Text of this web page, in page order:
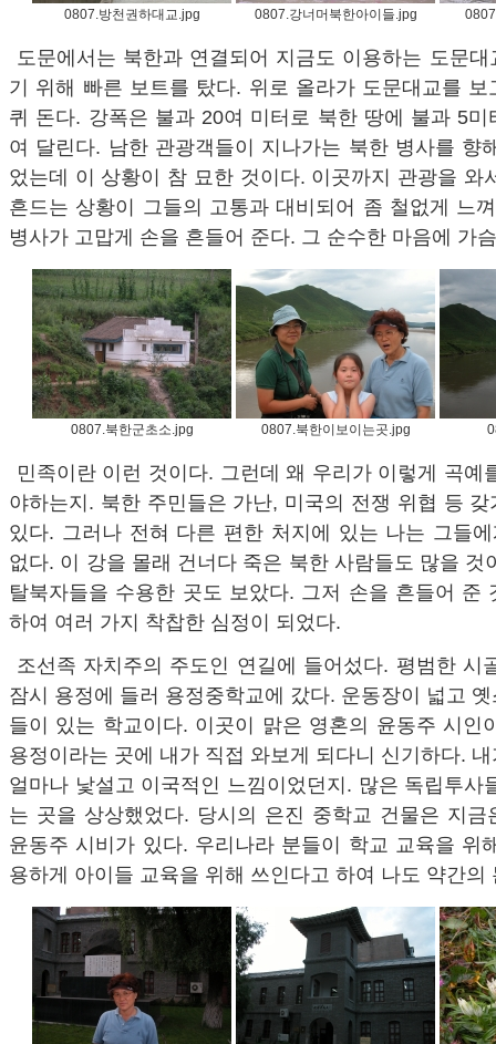
0807.방천권하대교.jpg 0807.강너머북한아이들.jpg
도문에서는 북한과 연결되어 지금도 이용하는 도문
기 위해 빠른 보트를 탔다. 위로 올라가 도문대교를 보
퀴 돈다. 강폭은 불과 20여 미터로 북한 땅에 불과 5미
여 달린다. 남한 관광객들이 지나가는 북한 병사를 향
었는데 이 상황이 참 묘한 것이다. 이곳까지 관광을 와
흔드는 상황이 그들의 고통과 대비되어 좀 철없게 느
병사가 고맙게 손을 흔들어 준다. 그 순수한 마음에 가
0807.북한군초소.jpg 0807.북한이보이는곳.jpg
민족이란 이런 것이다. 그런데 왜 우리가 이렇게 곡예
야하는지. 북한 주민들은 가난, 미국의 전쟁 위협 등
있다. 그러나 전혀 다른 편한 처지에 있는 나는 그들
없다. 이 강을 몰래 건너다 죽은 북한 사람들도 많을 것
탈북자들을 수용한 곳도 보았다. 그저 손을 흔들어 준
하여 여러 가지 착찹한 심정이 되었다.
조선족 자치주의 주도인 연길에 들어섰다. 평범한 시
잠시 용정에 들러 용정중학교에 갔다. 운동장이 넓고
들이 있는 학교이다. 이곳이 맑은 영혼의 윤동주 시인
용정이라는 곳에 내가 직접 와보게 되다니 신기하다.
얼마나 낯설고 이국적인 느낌이었던지. 많은 독립투사
는 곳을 상상했었다. 당시의 은진 중학교 건물은 지금
윤동주 시비가 있다. 우리나라 분들이 학교 교육을 위
용하게 아이들 교육을 위해 쓰인다고 하여 나도 약간의